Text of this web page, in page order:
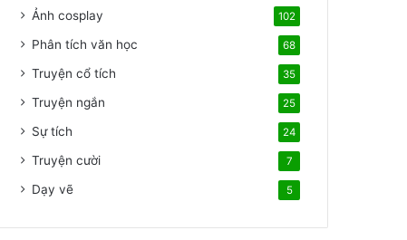
Ảnh cosplay 102
Phân tích văn học 68
Truyện cổ tích 35
Truyện ngắn 25
Sự tích 24
Truyện cười 7
Dạy vẽ 5